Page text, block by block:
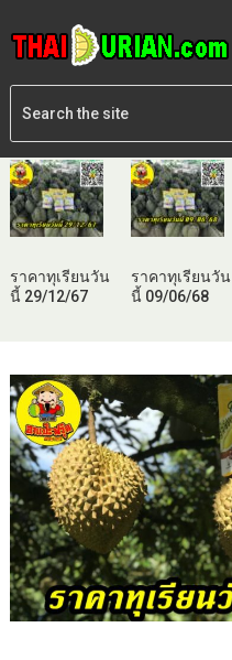
ราคาทุเรียนวัน
นี้ 29/12/67
ราคาทุเรียนวัน
นี้ 09/06/68